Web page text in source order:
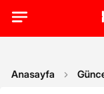
Anasayfa